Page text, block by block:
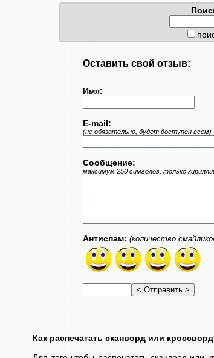
Оставить свой отзыв:
Имя:
E-mail:
(не обязательно, будет доступен всем)
Сообщение:
максимум 250 символов, только
Антиспам: (количество
Как распечатать сканворд или